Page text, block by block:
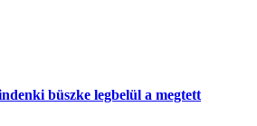
büszke legbelül a megtett